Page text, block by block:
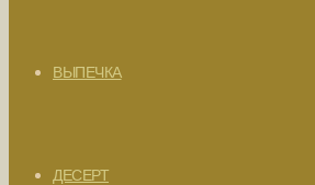
ВЫПЕЧКА
ДЕСЕРТ